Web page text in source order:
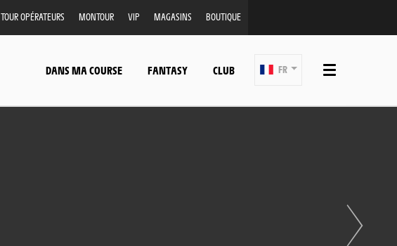
TOUR OPÉRATEURS MONTOUR VIP MAGASINS BOUTIQUE
DANS MA COURSE FANTASY CLUB FR